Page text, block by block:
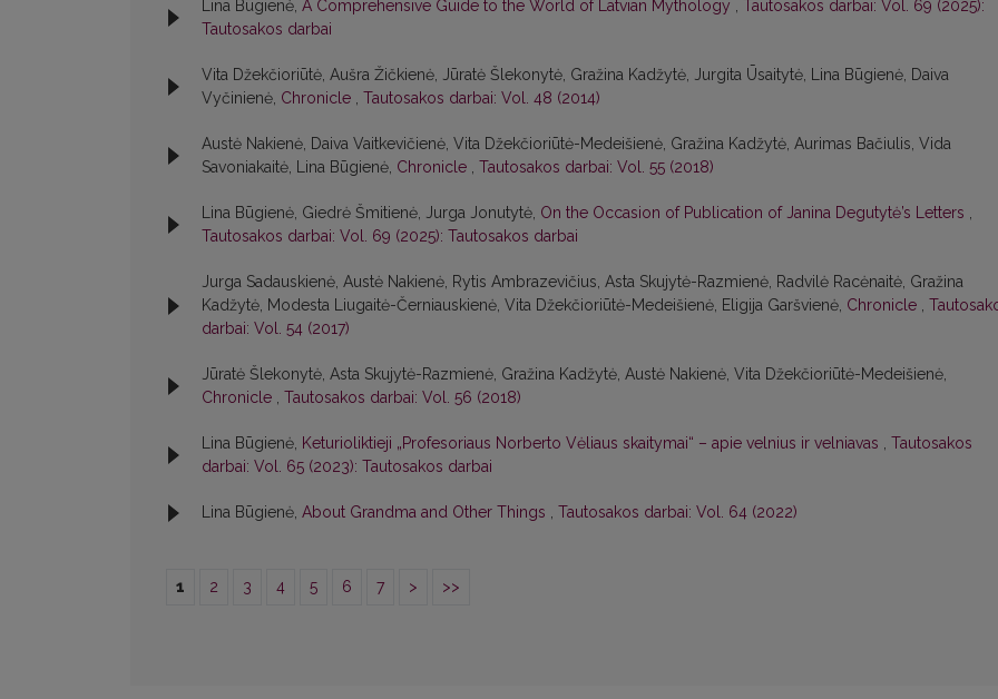
Lina Būgienė, A Comprehensive Guide to the World of Latvian Mythology , Tautosakos darbai: Vol. 69 (2025):
Tautosakos darbai
Vita Džekčioriūtė, Aušra Žičkienė, Jūratė Šlekonytė, Gražina Kadžytė, Jurgita Ūsaitytė, Lina Būgienė, Daiva
Vyčinienė, Chronicle , Tautosakos darbai: Vol. 48 (2014)
Austė Nakienė, Daiva Vaitkevičienė, Vita Džekčioriūtė-Medeišienė, Gražina Kadžytė, Aurimas Bačiulis, Vida
Savoniakaitė, Lina Būgienė, Chronicle , Tautosakos darbai: Vol. 55 (2018)
Lina Būgienė, Giedrė Šmitienė, Jurga Jonutytė, On the Occasion of Publication of Janina Degutytė’s Letters ,
Tautosakos darbai: Vol. 69 (2025): Tautosakos darbai
Jurga Sadauskienė, Austė Nakienė, Rytis Ambrazevičius, Asta Skujytė-Razmienė, Radvilė Racėnaitė, Gražina
Kadžytė, Modesta Liugaitė-Černiauskienė, Vita Džekčioriūtė-Medeišienė, Eligija Garšvienė, Chronicle ,
darbai: Vol. 54 (2017)
Jūratė Šlekonytė, Asta Skujytė-Razmienė, Gražina Kadžytė, Austė Nakienė, Vita Džekčioriūtė-Medeišienė,
Chronicle , Tautosakos darbai: Vol. 56 (2018)
Lina Būgienė, Keturioliktieji „Profesoriaus Norberto Vėliaus skaitymai“ – apie velnius ir velniavas , Tautosakos
darbai: Vol. 65 (2023): Tautosakos darbai
Lina Būgienė, About Grandma and Other Things , Tautosakos darbai: Vol. 64 (2022)
1 2 3 4 5 6 7 > >>